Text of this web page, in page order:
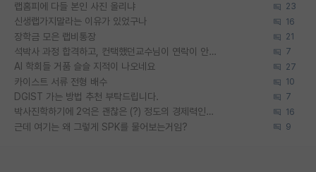
랩홈피에 다들 본인 사진 올리냐 23
신생랩가지말라는 이유가 있었구나 16
장학금 모은 랩비통장 21
석박사 과정 합격하고, 컨택했던교수님이 연락이 안됩니다... 7
AI 학회들 거품 슬슬 지적이 나오네요 27
카이스트 서류 전형 배수 10
DGIST 가는 방법 추천 부탁드립니다. 7
박사진학하기에 2억은 괜찮은 (?) 정도의 경제력인가요 16
근데 여기는 왜 그렇게 SPK를 물어보는거임? 9